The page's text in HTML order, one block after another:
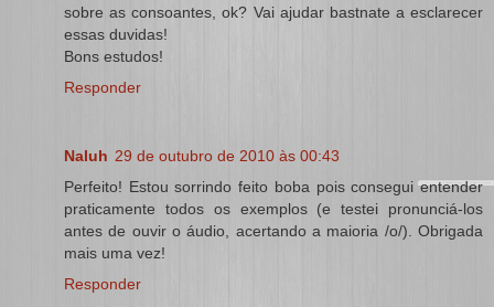
sobre as consoantes, ok? Vai ajudar bastnate a esclarecer
essas duvidas!
Bons estudos!
Responder
Naluh 29 de outubro de 2010 às 00:43
Perfeito! Estou sorrindo feito boba pois consegui entender
praticamente todos os exemplos (e testei pronunciá-los
antes de ouvir o áudio, acertando a maioria /o/). Obrigada
mais uma vez!
Responder